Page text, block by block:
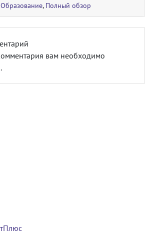
Образование, Полный обзор
вам необходимо
.